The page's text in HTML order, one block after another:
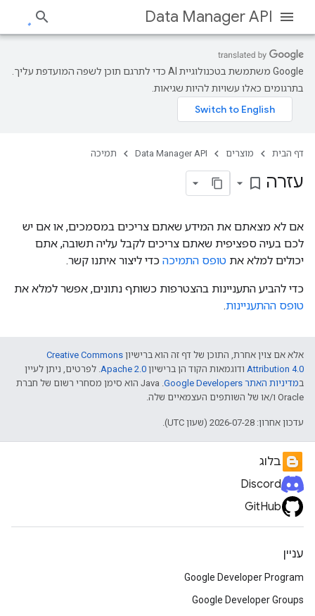
Data Manager API
‫Google משתמשת בטכנולוגיית AI כדי לתרגם תוכן לשפה המועדפת עליך.
בתרגומים כאלו עשויות להיות שגיאות.
דף הבית מוצרים Data Manager API תמיכה
עזרה bookmark_border
אם לא מצאתם את המידע שאתם צריכים במסמכים, או אם יש
לכם בעיה ספציפית שאתם צריכים לקבל עליה תשובה, אתם
יכולים למלא את טופס התמיכה כדי ליצור איתנו קשר.
כדי להביע התעניינות בהצטרפות כשותף נתונים, אפשר למלא את
טופס ההתעניינות.
אלא אם צוין אחרת, התוכן של דף זה הוא ברישיון Creative Commons
Attribution 4.0 ודוגמאות הקוד הן ברישיון Apache 2.0. לפרטים, ניתן לעיין
במדיניות האתר Google Developers‏
.‏ Java הוא סימן מסחרי רשום של חברת
Oracle ו/או של השותפים העצמאיים שלה.
עדכון אחרון: 2026-07-28 (שעון UTC).
בלוג
Discord
GitHub
עניין
Google Developer Program
Google Developer Groups